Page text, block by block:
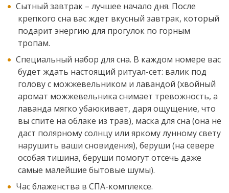
Сытный завтрак – лучшее начало дня. После
крепкого сна вас ждет вкусный завтрак, который
подарит энергию для прогулок по горным
тропам.
Специальный набор для сна. В каждом номере вас
будет ждать настоящий ритуал-сет: валик под
голову с можжевельником и лавандой (хвойный
аромат можжевельника снимает тревожность, а
лаванда мягко убаюкивает, даря ощущение, что
вы спите на облаке из трав), маска для сна (она не
даст полярному солнцу или яркому лунному свету
нарушить ваши сновидения), беруши (на севере
особая тишина, беруши помогут отсечь даже
самые малейшие бытовые шумы).
Час блаженства в СПА-комплексе.